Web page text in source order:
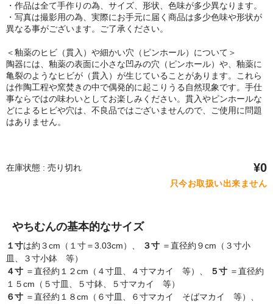
・作品は全て手作りの為、サイズ、形状、色味が多少異なります。
・写真は撮影用の為、実際にお手元に届く商品は多少色味や形状が
異なる事がございます。ご了承ください。
＜釉薬のヒビ（貫入）や細かい穴（ピンホール）について＞
陶器には、釉薬の表面に小さな凹みの穴（ピンホール）や、釉薬に
亀裂のようなヒビが（貫入）が生じていることがあります。これら
は作陶工程や窯焚きの中で偶発的に起こりうる自然現象です。手仕
事ならではの味わいとしてお楽しみください。貫入やピンホールな
どによるヒビや穴は、不良品ではございませんので、ご使用に問題
はありません。
在庫状態 : 売り切れ ¥0
只今お取扱い出来ません
やちむんの基本的なサイズ
１寸は約３cm（１寸＝3.03cm）、 ３寸 ＝直径約９cm（３寸小
皿、３寸小鉢 等）
４寸 ＝直径約１２cm（４寸皿、４寸マカイ 等）、 ５寸 ＝直径約
１５cm（５寸皿、５寸鉢、５寸マカイ 等）
６寸 ＝直径約１８cm（６寸皿、６寸マカイ そばマカイ 等）、